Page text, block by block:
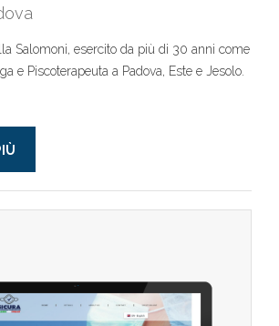
Salomoni, esercito da più di 30 anni come
e Piscoterapeuta a Padova, Este e Jesolo.